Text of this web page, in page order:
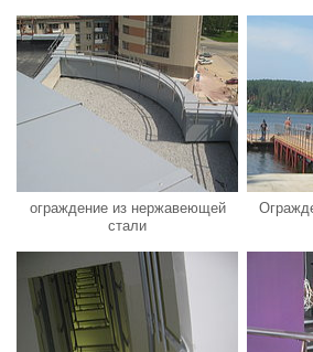
ограждение из нержавеющей
стали